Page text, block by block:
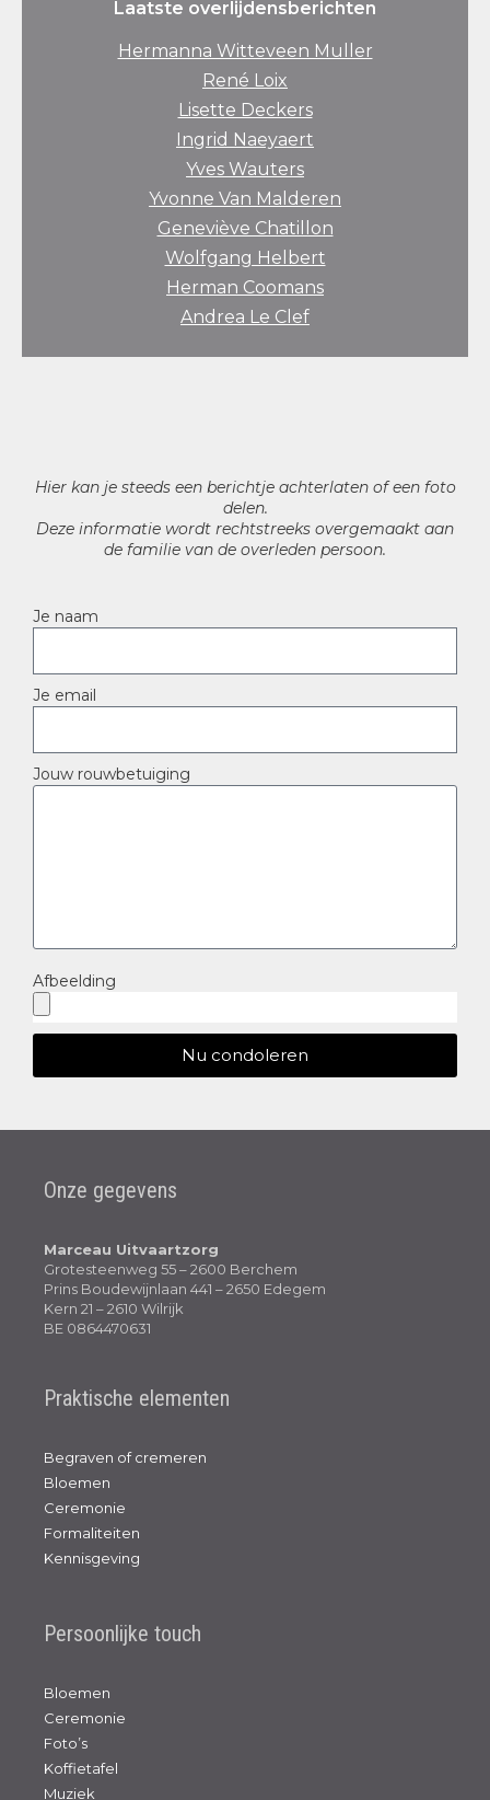
Laatste overlijdensberichten
Hermanna Witteveen Muller
René Loix
Lisette Deckers
Ingrid Naeyaert
Yves Wauters
Yvonne Van Malderen
Geneviève Chatillon
Wolfgang Helbert
Herman Coomans
Andrea Le Clef
Hier kan je steeds een berichtje achterlaten of een foto
delen.
Deze informatie wordt rechtstreeks overgemaakt aan
de familie van de overleden persoon.
Je naam
Je email
Jouw rouwbetuiging
Afbeelding
Nu condoleren
Onze gegevens
Marceau Uitvaartzorg
Grotesteenweg 55 – 2600 Berchem
Prins Boudewijnlaan 441 – 2650 Edegem
Kern 21 – 2610 Wilrijk
BE 0864470631
Praktische elementen
Begraven of cremeren
Bloemen
Ceremonie
Formaliteiten
Kennisgeving
Persoonlijke touch
Bloemen
Ceremonie
Foto’s
Koffietafel
Muziek